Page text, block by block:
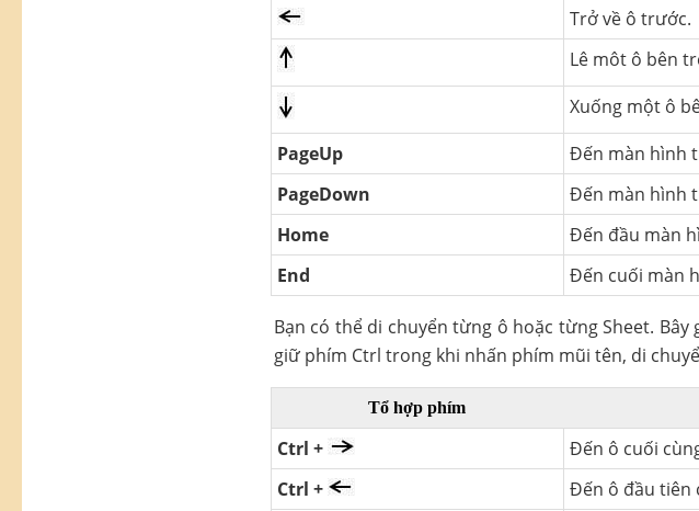
Trở về ô trước.
Lê môt ô bên
Xuống một ô
PageUp
Đến màn hình
PageDown
Đến màn hình
Home
Đến đầu màn
End
Đến cuối màn
Bạn có thể di chuyển từng ô hoặc từng Sheet.
giữ phím Ctrl trong khi nhấn phím mũi tên, di
Tổ hợp phím
Ctrl +
Đến ô cuối
Ctrl +
Đến ô đầu tiên